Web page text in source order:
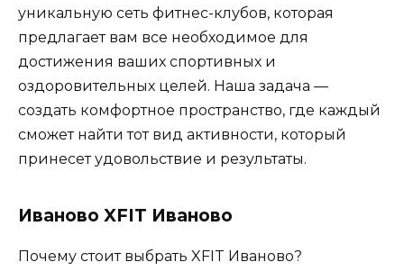
уникальную сеть фитнес-клубов, которая
предлагает вам все необходимое для
достижения ваших спортивных и
оздоровительных целей. Наша задача —
создать комфортное пространство, где каждый
сможет найти тот вид активности, который
принесет удовольствие и результаты.
Иваново XFIT Иваново
Почему стоит выбрать XFIT Иваново?